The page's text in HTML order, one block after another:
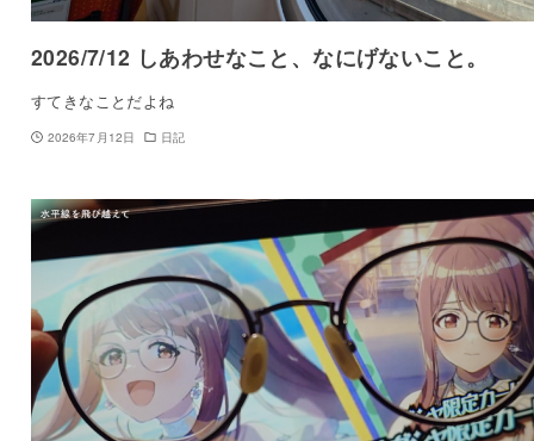
2026/7/12 しあわせなこと、なにげないこと。
すてきなことだよね
2026年7月12日 日記